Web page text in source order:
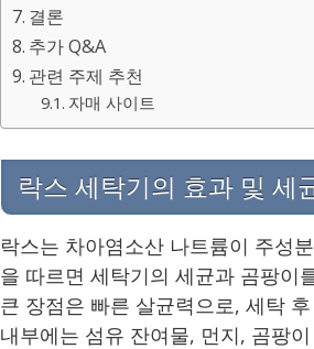
결론
추가 Q&A
관련 주제 추천
자매 사이트
락스 세탁기의 효과 및 세
락스는 차아염소산 나트륨이 주성
을 따르면 세탁기의 세균과 곰팡이
큰 장점은 빠른 살균력으로, 세탁
내부에는 섬유 잔여물, 먼지, 곰팡